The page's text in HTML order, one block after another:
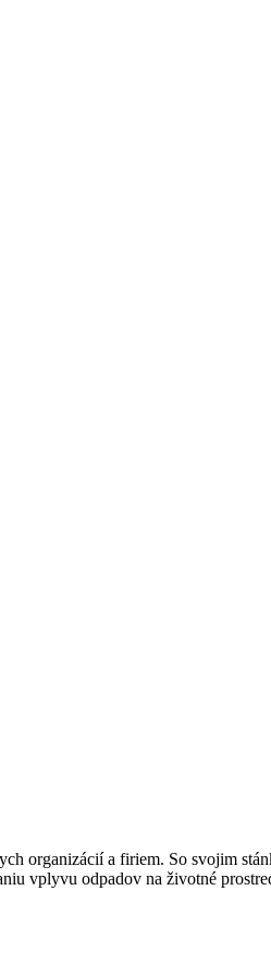
organizácií a firiem. So svojim
vplyvu odpadov na životné